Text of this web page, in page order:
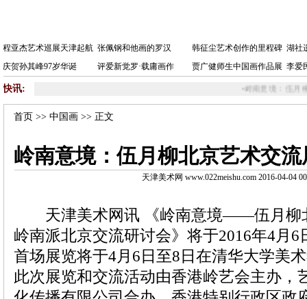
程亚杰艺术巡展天津起航 张佩钢和他画的罗汉 韩征尘艺术创作的里程碑 湖社
庆贺孙其峰97岁华诞
评爱新觉罗·载庸画作 贾广健师生中国画作品展 李爱
快讯: 岭南意境：伍月柳北京艺
首页 >>中国画 >> 正文
岭南意境：伍月柳北京艺术交
天津美术网 www.022meishu.com 2016-04-04
天津美术网讯 《岭南意境——伍月柳
岭南派北京交流研讨会》将于2016年4月6
首场展览将于4月6日至8日在清华大学美
此次展览和交流活动由香港岭艺会主办，